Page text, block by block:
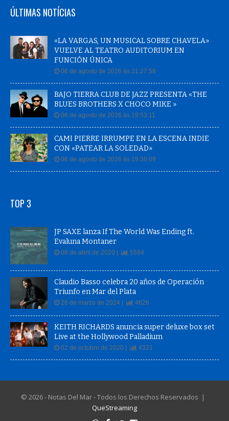
ÚLTIMAS NOTÍCIAS
«LA VARGAS, UN MUSICAL SOBRE CHAVELA»
VUELVE AL TEATRO AUDITORIUM EN
FUNCIÓN ÚNICA
06 de agosto de 2026 às 21:27:58
BAJO TIERRA CLUB DE JAZZ PRESENTA «THE
BLUES BROTHERS X CHOCO MIKE »
06 de agosto de 2026 às 19:53:11
CAMI PIERRE IRRUMPE EN LA ESCENA INDIE
CON «PATEAR LA SOLEDAD»
06 de agosto de 2026 às 19:36:09
TOP 3
JP SAXE lanza If The World Was Ending ft.
Evaluna Montaner
08 de abril de 2020 | 5594
Claudio Basso celebra 20 años de Operación
Triunfo en Mar del Plata
26 de marzo de 2024 | 4626
KEITH RICHARDS anuncia super deluxe box set
Live at the Hollywood Palladium
02 de octubre de 2020 | 4321
© 2026 - Notas Del Mar - Todos los Derechos Reservados |
QueStreaming